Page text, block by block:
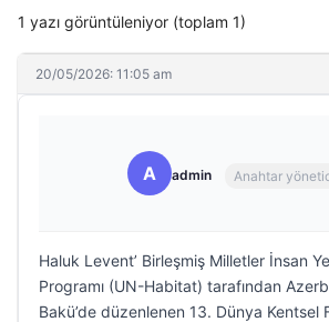
1 yazı görüntüleniyor (toplam 1)
20/05/2026: 11:05 am
A admin Anahtar
Haluk Levent’ Birleşmiş Milletler İnsan
Programı (UN-Habitat) tarafından
Bakü’de düzenlenen 13. Dünya Kentsel